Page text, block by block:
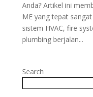
Anda? Artikel ini
ME yang tepat
sistem HVAC, fire
plumbing berjalan...
Search